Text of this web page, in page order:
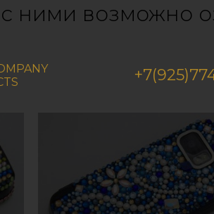
ними возможно